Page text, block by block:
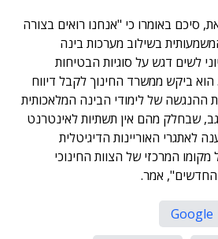
סיכם באומרו כי "אנחנו רואים בצורה
בשילוב מערכות בינה
לשים דגש על סוגיות הבטיחות
ביקש ממשרד החינוך לקבל דיווח
ההנגשה של לימודי הבינה המלאכותית
שבחלק מהם אין תשתיות לאינטרנט
לאתגרי האוריינות הדיגיטלית
המרכזי של הצוות החינוכי
אמר.
Google